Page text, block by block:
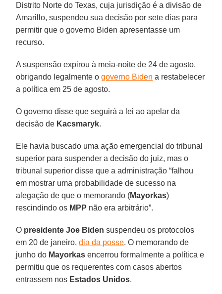
Distrito Norte do Texas, cuja jurisdição é a divisão de
Amarillo, suspendeu sua decisão por sete dias para
permitir que o governo Biden apresentasse um
recurso.
A suspensão expirou à meia-noite de 24 de agosto,
obrigando legalmente ogoverno Biden a restabelecer
a política em 25 de agosto.
O governo disse que seguirá a lei ao apelar da
decisão de Kacsmaryk.
Ele havia buscado uma ação emergencial do tribunal
superior para suspender a decisão do juiz, mas o
tribunal superior disse que a administração “falhou
em mostrar uma probabilidade de sucesso na
alegação de que o memorando (Mayorkas)
rescindindo os MPP não era arbitrário”.
O presidente Joe Biden suspendeu os protocolos
em 20 de janeiro,dia da posse. O memorando de
junho do Mayorkas encerrou formalmente a política e
permitiu que os requerentes com casos abertos
entrassem nos Estados Unidos.